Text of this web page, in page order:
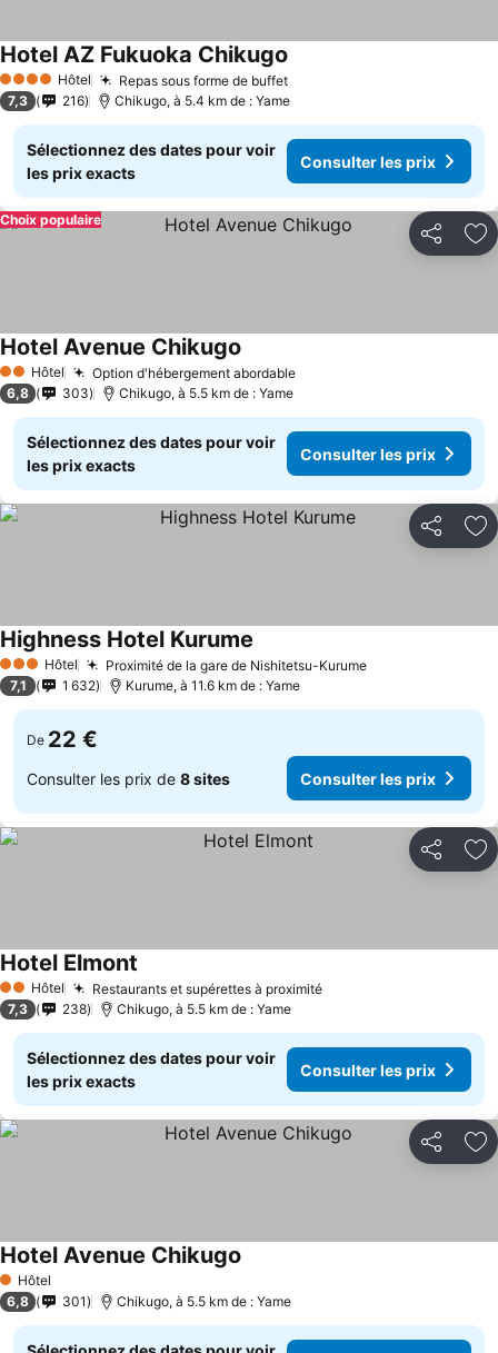
4 Étoiles Hôtel Repas sous forme de buffetConsulter les prix
Hotel AZ Fukuoka Chikugo
7,3 216 Chikugo, à 5.4 km de : Yame
Sélectionnez des dates pour voir
les prix exacts
Consulter les prix
Partager
Choix populaire
2 Étoiles
Hôtel Option d'hébergement abordableConsulter les prix
Hotel Avenue Chikugo
6,8 303 Chikugo, à 5.5 km de : Yame
Sélectionnez des dates pour voir
les prix exacts
Consulter les prix
Partager
3 ÉtoilesHôtel Proximité de la gare de Nishitetsu-KurumeConsulter les
Highness Hotel Kurume
7,1 1 632 Kurume, à 11.6 km de : Yame
De 22 €
Consulter les prix de 8 sites Consulter les prix
Partager
2 Étoiles
Hôtel Restaurants et supérettes à proximitéConsulter les prix
Hotel Elmont
7,3 238 Chikugo, à 5.5 km de : Yame
Sélectionnez des dates pour voir
les prix exacts
Consulter les prix
Partager
1 Étoiles
Hôtel
Hotel Avenue Chikugo
6,8 301 Chikugo, à 5.5 km de : Yame